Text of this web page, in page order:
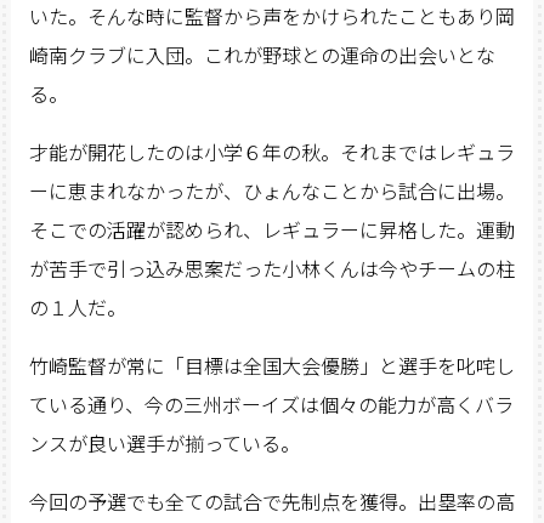
いた。そんな時に監督から声をかけられたこともあり岡
崎南クラブに入団。これが野球との運命の出会いとな
る。
才能が開花したのは小学６年の秋。それまではレギュラ
ーに恵まれなかったが、ひょんなことから試合に出場。
そこでの活躍が認められ、レギュラーに昇格した。運動
が苦手で引っ込み思案だった小林くんは今やチームの柱
の１人だ。
竹崎監督が常に「目標は全国大会優勝」と選手を叱咤し
ている通り、今の三州ボーイズは個々の能力が高くバラ
ンスが良い選手が揃っている。
今回の予選でも全ての試合で先制点を獲得。出塁率の高